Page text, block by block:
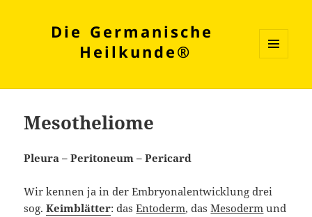
Die Germanische
Heilkunde®
WIDGETS
Mesotheliome
Pleura – Peritoneum – Pericard
Wir kennen ja in der Embryonalentwicklung drei
sog.Keimblätter: dasEntoderm, dasMesoderm und